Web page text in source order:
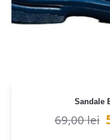
Sandale
69,00lei